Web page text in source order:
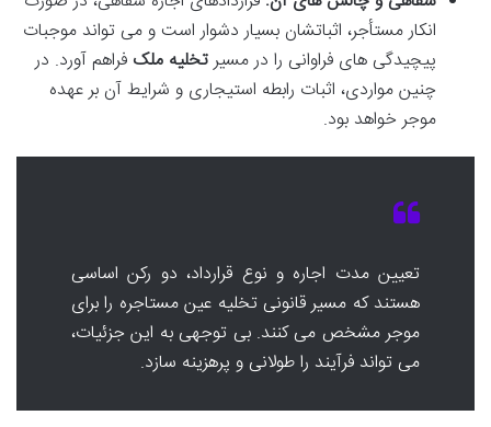
انکار مستأجر، اثباتشان بسیار دشوار است و می تواند موجبات
پیچیدگی های فراوانی را در مسیرتخلیه ملک فراهم آورد. در
چنین مواردی، اثبات رابطه استیجاری و شرایط آن بر عهده
موجر خواهد بود.
تعیین مدت اجاره و نوع قرارداد، دو رکن اساسی
هستند که مسیر قانونی تخلیه عین مستاجره را برای
موجر مشخص می کنند. بی توجهی به این جزئیات،
می تواند فرآیند را طولانی و پرهزینه سازد.